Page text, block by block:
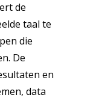
de
taal te
die
De
en
data